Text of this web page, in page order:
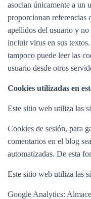
asocian únicamente a un
proporcionan referencias
apellidos del usuario y no
incluir virus en sus
tampoco puede leer las
usuario desde otros
Cookies utilizadas en
Este sitio web utiliza las
Cookies de sesión, para
comentarios en el blog
automatizadas. De esta
Este sitio web utiliza las
Google Analytics: